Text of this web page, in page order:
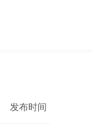
发布时间